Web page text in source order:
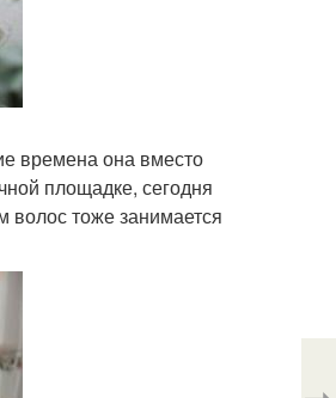
времена она вместо
площадке, сегодня
волос тоже занимается